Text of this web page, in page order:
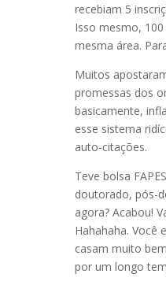
recebiam 5
Isso mesmo,
mesma área.
Muitos
promessas dos
basicamente,
esse sistema
auto-citações.
Teve bolsa
doutorado, pós-
agora? Acabou!
Hahahaha. Você
casam muito
por um longo